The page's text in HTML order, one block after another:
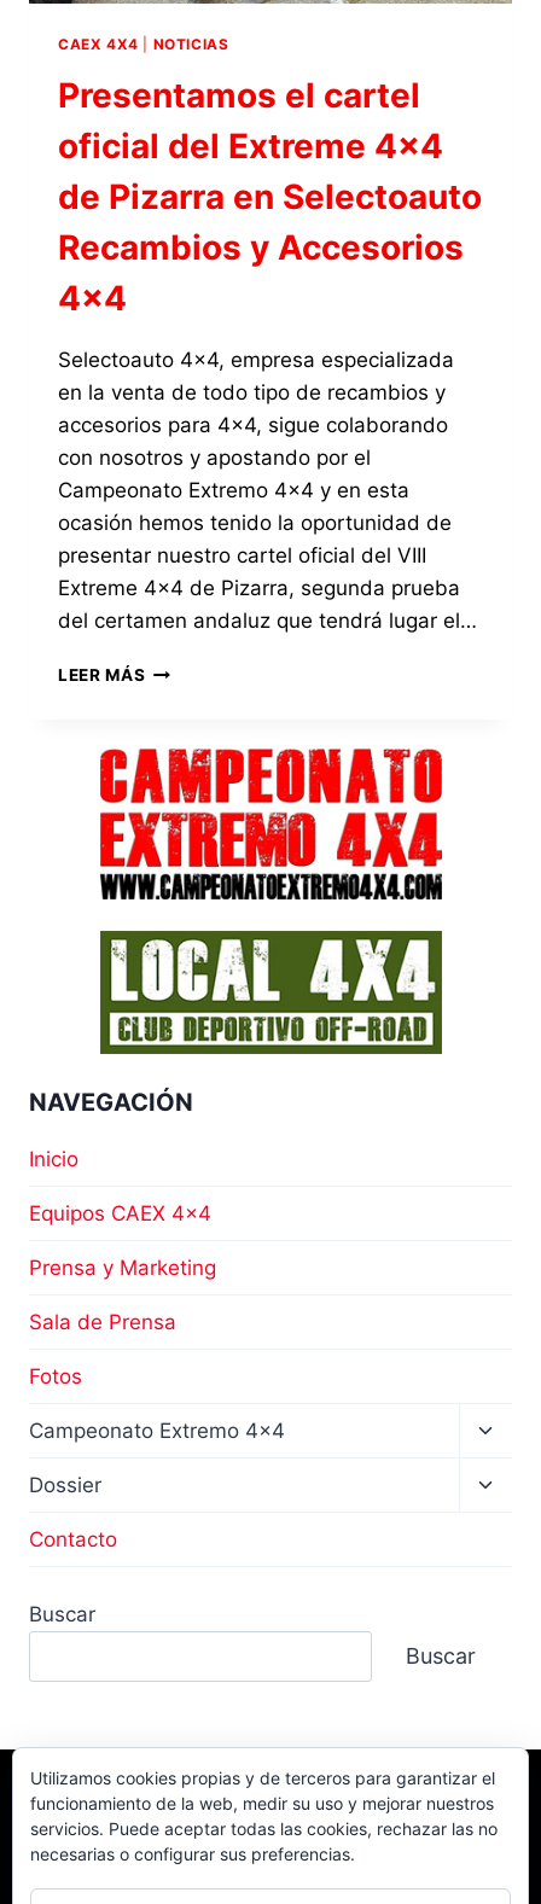
CAEX 4X4 NOTICIAS
Presentamos el cartel
oficial del Extreme 4×4
de Pizarra en Selectoauto
Recambios y Accesorios
4×4
Selectoauto 4×4, empresa especializada
en la venta de todo tipo de recambios y
accesorios para 4×4, sigue colaborando
con nosotros y apostando por el
Campeonato Extremo 4×4 y en esta
ocasión hemos tenido la oportunidad de
presentar nuestro cartel oficial del VIII
Extreme 4×4 de Pizarra, segunda prueba
del certamen andaluz que tendrá lugar el…
LEER MÁS PRESENTAMOS
OFICIAL
DEL
EXTREME
4×4
DE
PIZARRA
EN
RECAMBIOS
ACCESORIOS
4×4
NAVEGACIÓN
Inicio
Equipos CAEX 4×4
Prensa y Marketing
Sala de Prensa
Fotos
Campeonato Extremo 4×4
hijo
Dossier
Contacto
Buscar
Buscar
Facebook TikTok
Instagram
YouTube
Utilizamos cookies propias y de terceros para garantizar el
funcionamiento de la web, medir su uso y mejorar nuestros
servicios. Puede aceptar todas las cookies, rechazar las no
necesarias o configurar sus preferencias.